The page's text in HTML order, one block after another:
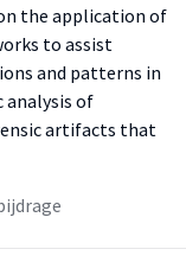
the application of
to assist
and patterns in
analysis of
artifacts that